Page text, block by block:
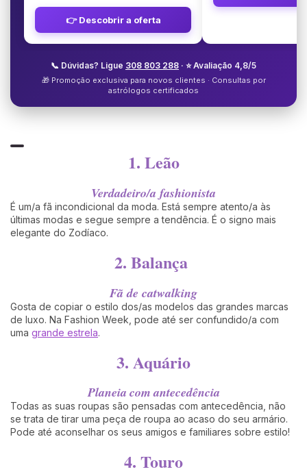
👉 Descobrir a oferta
📞 Dúvidas? Ligue 308 803 288 · ⭐ Avaliação 4,8/5
🎁 Promoção exclusiva para novos clientes · Consultas por
astrólogos certificados
1. Leão
Verdadeiro/a fashionista
É um/a fã incondicional da moda. Está sempre atento/a às
últimas modas e segue sempre a tendência. É o signo mais
elegante do Zodíaco.
2. Balança
Fã de catwalking
Gosta de copiar o estilo dos/as modelos das grandes marcas
de luxo. Na Fashion Week, pode até ser confundido/a com
uma grande estrela.
3. Aquário
Planeia com antecedência
Todas as suas roupas são pensadas com antecedência, não
se trata de tirar uma peça de roupa ao acaso do seu armário.
Pode até aconselhar os seus amigos e familiares sobre estilo!
4. Touro